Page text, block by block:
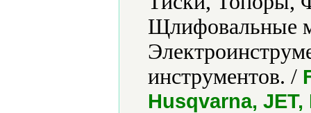
Щлифовальные
инструментов. /
Husqvarna,